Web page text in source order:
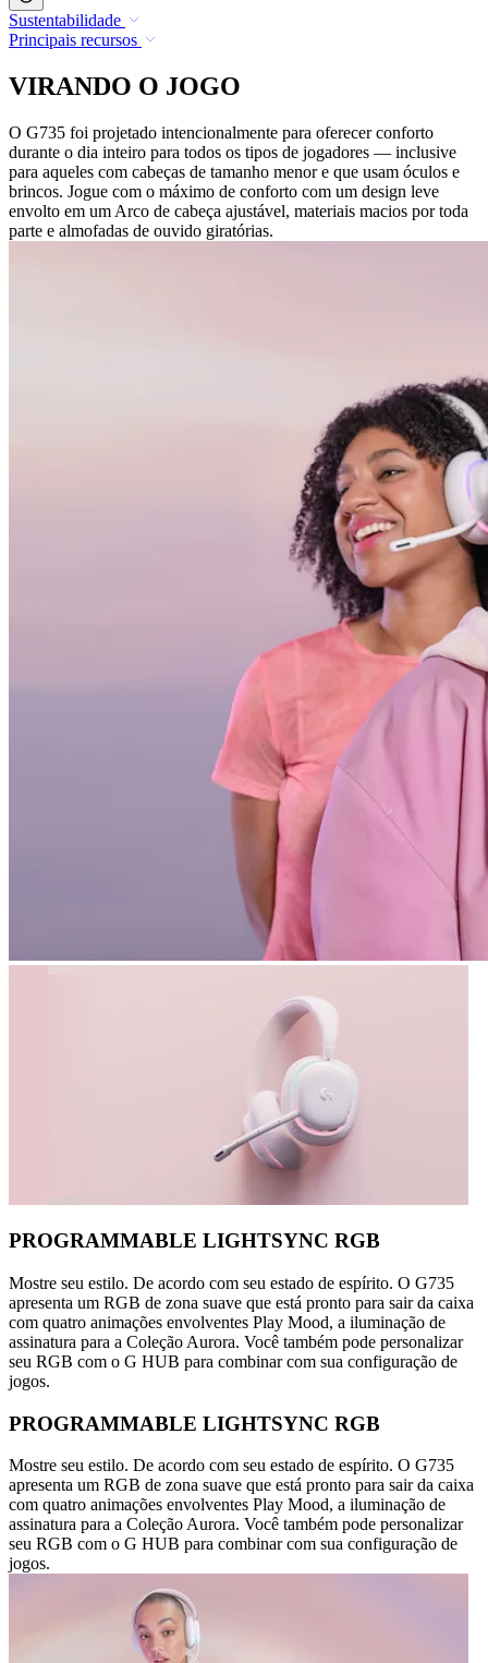
Sustentabilidade
Principais recursos
VIRANDO O JOGO
O G735 foi projetado intencionalmente para oferecer conforto
durante o dia inteiro para todos os tipos de jogadores — inclusive
para aqueles com cabeças de tamanho menor e que usam óculos e
brincos. Jogue com o máximo de conforto com um design leve
envolto em um Arco de cabeça ajustável, materiais macios por toda
parte e almofadas de ouvido giratórias.
PROGRAMMABLE LIGHTSYNC RGB
Mostre seu estilo. De acordo com seu estado de espírito. O G735
apresenta um RGB de zona suave que está pronto para sair da caixa
com quatro animações envolventes Play Mood, a iluminação de
assinatura para a Coleção Aurora. Você também pode personalizar
seu RGB com o G HUB para combinar com sua configuração de
jogos.
PROGRAMMABLE LIGHTSYNC RGB
Mostre seu estilo. De acordo com seu estado de espírito. O G735
apresenta um RGB de zona suave que está pronto para sair da caixa
com quatro animações envolventes Play Mood, a iluminação de
assinatura para a Coleção Aurora. Você também pode personalizar
seu RGB com o G HUB para combinar com sua configuração de
jogos.